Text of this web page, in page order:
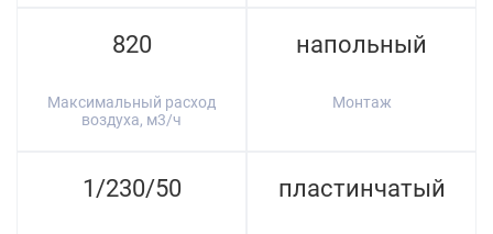
820
Максимальный расход
воздуха, м3/ч
напольный
Монтаж
1/230/50 пластинчатый